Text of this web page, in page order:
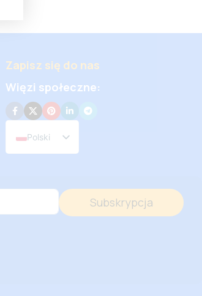
Zapisz się do nas
Więzi społeczne:
Polski
Subskrypcja